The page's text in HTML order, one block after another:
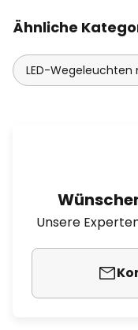
Ähnliche
LED-
Unsere